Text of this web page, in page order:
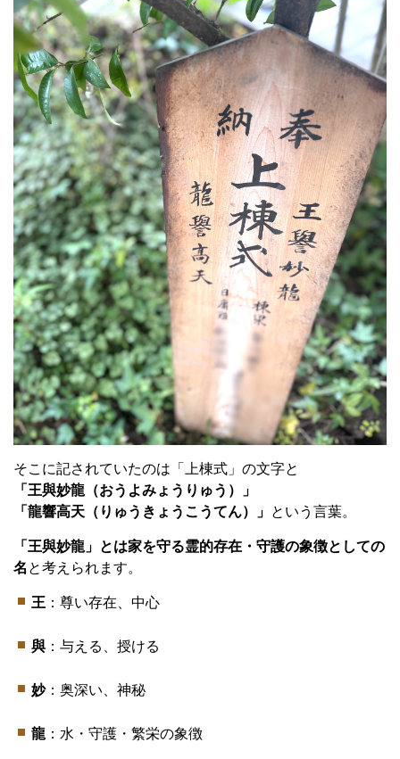
そこに記されていたのは「上棟式」の文字と
「王與妙龍（おうよみょうりゅう）」
「龍響高天（りゅうきょうこうてん）」 という言葉。
「王與妙龍」とは家を守る霊的存在・守護の象徴としての
名 と考えられます。
王 ：尊い存在、中心
與 ：与える、授ける
妙：奥深い、神秘
龍 ：水・守護・繁栄の象徴